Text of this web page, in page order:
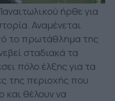
ήρθε για
Αναμένεται
το πρωτάθλημα της
σταδιακά τα
πόλο έλξης για τα
της περιοχής που
θέλουν να